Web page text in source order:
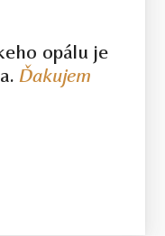
opálu je
Ďakujem